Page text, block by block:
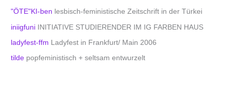
"ÖTE"KI-ben lesbisch-feministische Zeitschrift in der Türkei
iniigfuni INITIATIVE STUDIERENDER IM IG FARBEN HAUS
ladyfest-ffm Ladyfest in Frankfurt/ Main 2006
tilde popfeministisch + seltsam entwurzelt